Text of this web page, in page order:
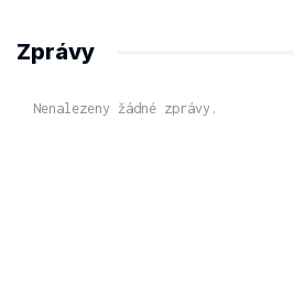
Zprávy
Nenalezeny žádné zprávy.